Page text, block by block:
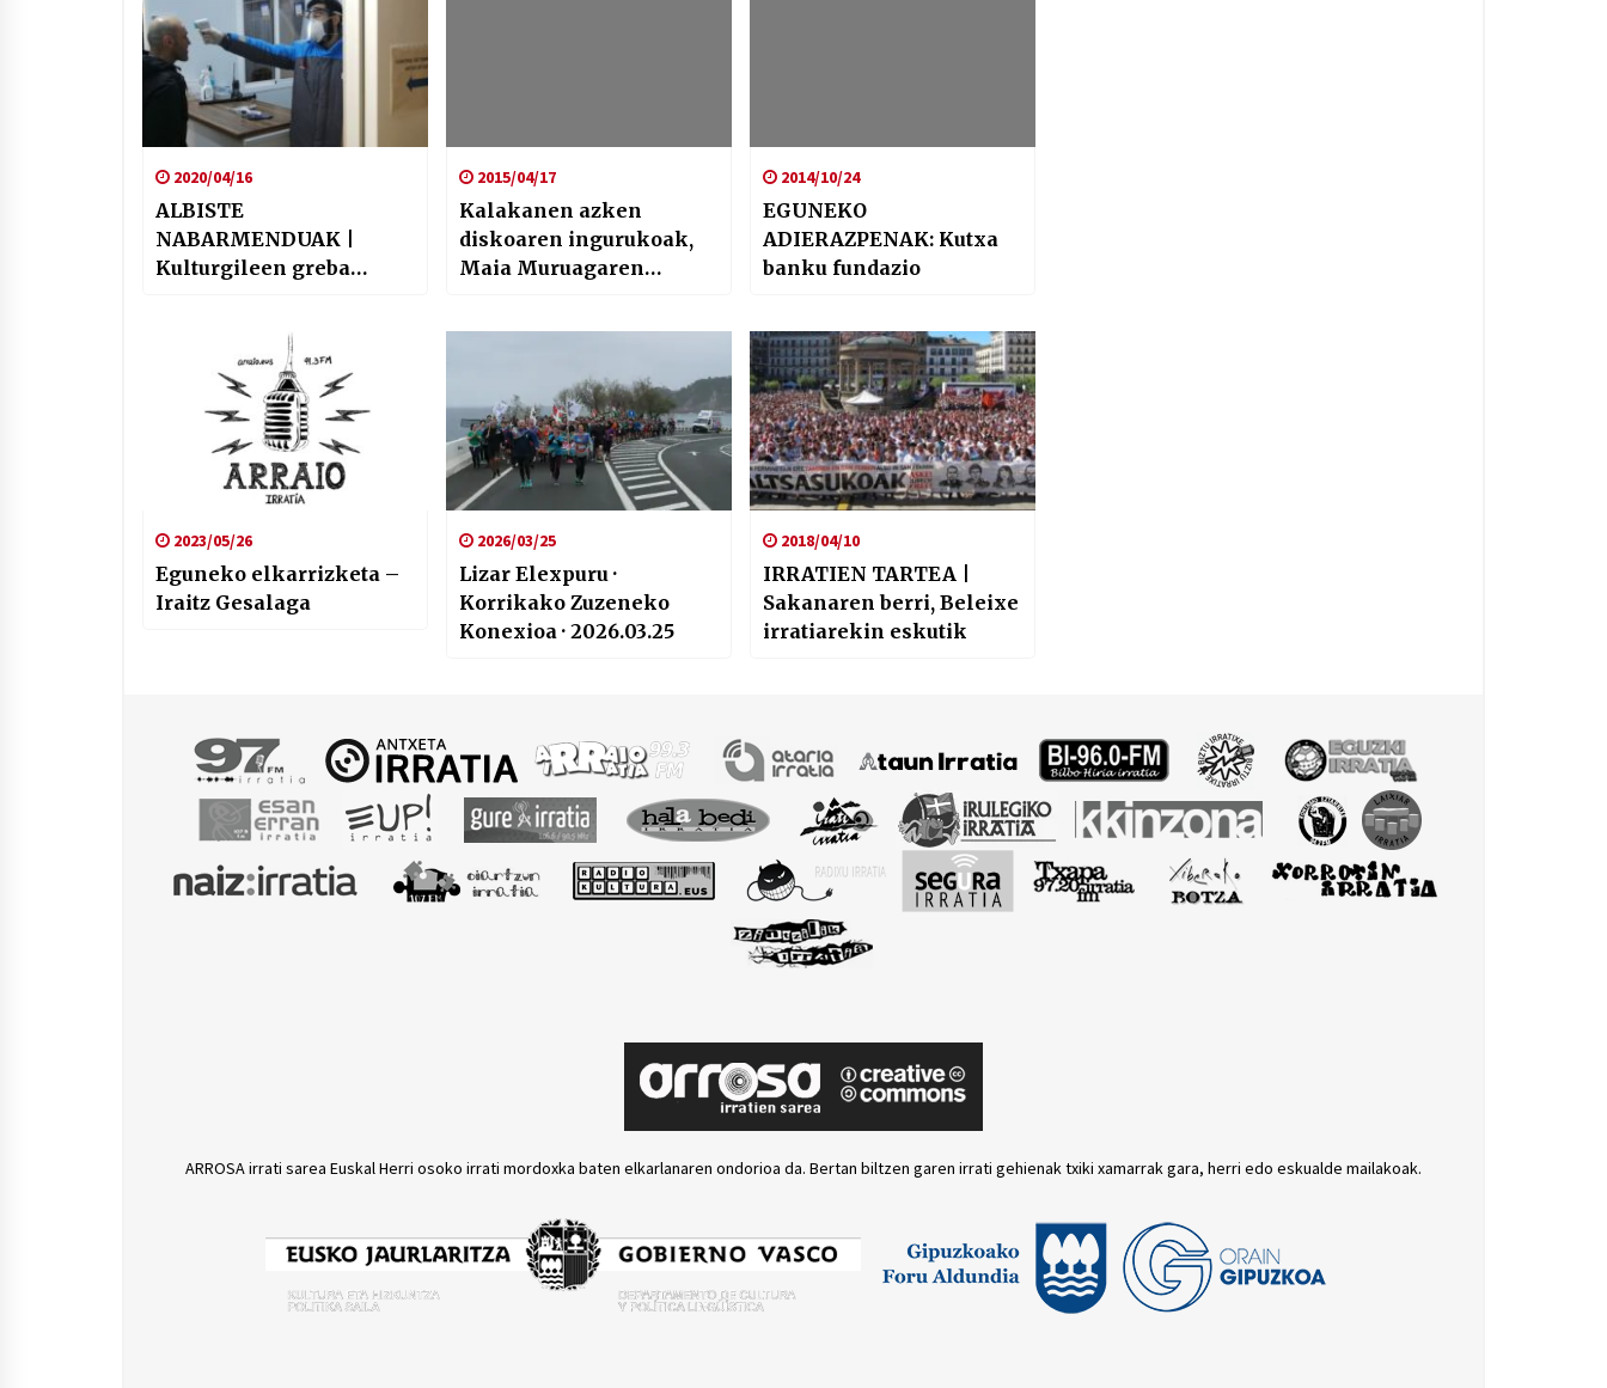
2020/04/16
ALBISTE
NABARMENDUAK |
Kulturgileen greba
Amazoniako
deforestazioa
2015/04/17
Kalakanen azken
diskoaren ingurukoak,
Maia Muruagaren
2014/10/24
EGUNEKO
ADIERAZPENAK: Kutxa
banku fundazio
2023/05/26
Eguneko elkarrizketa –
Iraitz Gesalaga
2026/03/25
Lizar Elexpuru ·
Korrikako Zuzeneko
Konexioa · 2026.03.25
2018/04/10
IRRATIEN TARTEA |
Sakanaren berri, Beleixe
irratiarekin eskutik
ARROSA irrati sarea Euskal Herri osoko irrati mordoxka baten elkarlanaren ondorioa da. Bertan biltzen garen irrati gehienak txiki xamarrak gara, herri edo eskualde mailakoak.